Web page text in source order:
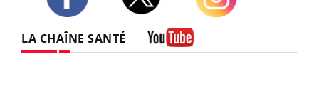
LA CHAÎNE SANTÉ